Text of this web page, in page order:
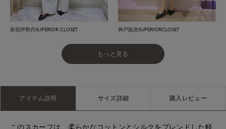
新宿伊勢丹SUPERIOR CLOSET 神戸阪急SUPERIORCLOSET
もっと見る
アイテム説明 サイズ詳細 購入レビュー
このスカーフは、柔らかなコットンとシルクをブレンドした軽